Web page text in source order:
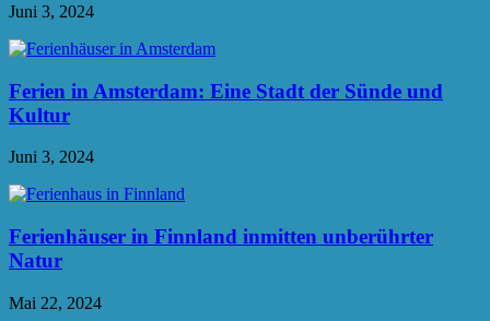
Juni 3, 2024
Ferien in Amsterdam: Eine Stadt der Sünde und
Kultur
Juni 3, 2024
Ferienhäuser in Finnland inmitten unberührter
Natur
Mai 22, 2024